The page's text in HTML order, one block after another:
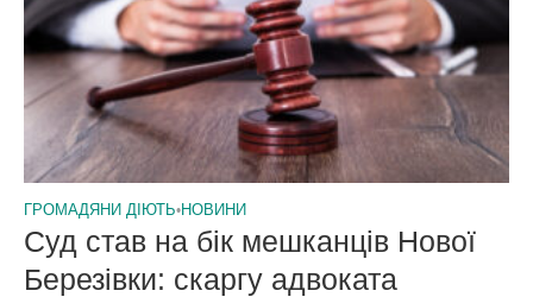
ГРОМАДЯНИ ДІЮТЬ•НОВИНИ
Суд став на бік мешканців Нової
Березівки: скаргу адвоката